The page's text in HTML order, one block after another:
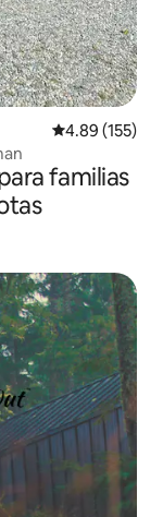
Calificación
4.89 (155)
familias